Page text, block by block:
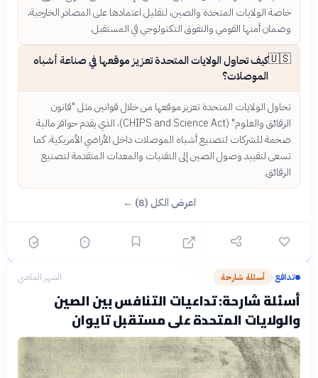
خاصة الولايات المتحدة والصين، لتقليل اعتمادها على المصادر الخارجية،
وضمان أمنها القومي والتفوق التكنولوجي في المستقبل.
🇺🇸كيف تحاول الولايات المتحدة تعزيز موقعها في صناعة أشباه
الموصلات؟
تحاول الولايات المتحدة تعزيز موقعها من خلال قوانين مثل "قانون
الرقائق والعلوم" (CHIPS and Science Act)، الذي يقدم حوافز مالية
ضخمة للشركات لتصنيع أشباه الموصلات داخل الأراضي الأمريكية. كما
تسعى لتقييد وصول الصين إلى التقنيات والمعدات المتقدمة لتصنيع
الرقائق.
اعرض الكل (8) ←
تدافع› أسئلة شارحة الشهر الماضي
أسئلة شارحة: تداعيات التنافس بين الصين
والولايات المتحدة على مستقبل تايوان